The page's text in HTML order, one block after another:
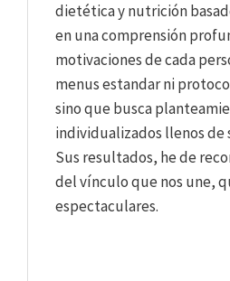
dietética y nutrición
en una comprensión
motivaciones de cada
menus estandar ni
sino que busca
individualizados llenos de
Sus resultados, he de
del vínculo que nos une,
espectaculares.